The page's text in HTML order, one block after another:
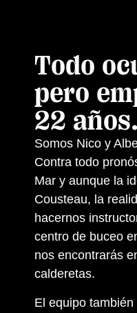
Todo
pero
22 años.
Somos Nico y
Contra todo
Mar y aunque la
Cousteau, la
hacernos
centro de buceo
nos encontrarás
calderetas.
El equipo